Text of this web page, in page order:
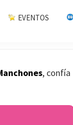
EVENTOS
, confía